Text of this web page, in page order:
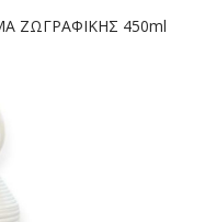
ΖΩΓΡΑΦΙΚΗΣ 450ml